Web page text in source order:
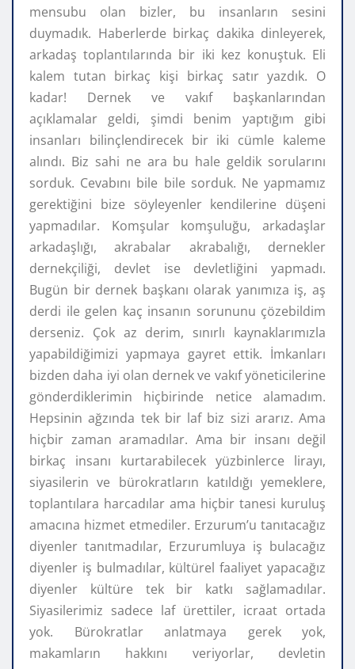
mensubu olan bizler, bu insanların sesini
duymadık. Haberlerde birkaç dakika dinleyerek,
arkadaş toplantılarında bir iki kez konuştuk. Eli
kalem tutan birkaç kişi birkaç satır yazdık. O
kadar! Dernek ve vakıf başkanlarından
açıklamalar geldi, şimdi benim yaptığım gibi
insanları bilinçlendirecek bir iki cümle kaleme
alındı. Biz sahi ne ara bu hale geldik sorularını
sorduk. Cevabını bile bile sorduk. Ne yapmamız
gerektiğini bize söyleyenler kendilerine düşeni
yapmadılar. Komşular komşuluğu, arkadaşlar
arkadaşlığı, akrabalar akrabalığı, dernekler
dernekçiliği, devlet ise devletliğini yapmadı.
Bugün bir dernek başkanı olarak yanımıza iş, aş
derdi ile gelen kaç insanın sorununu çözebildim
derseniz. Çok az derim, sınırlı kaynaklarımızla
yapabildiğimizi yapmaya gayret ettik. İmkanları
bizden daha iyi olan dernek ve vakıf yöneticilerine
gönderdiklerimin hiçbirinde netice alamadım.
Hepsinin ağzında tek bir laf biz sizi ararız. Ama
hiçbir zaman aramadılar. Ama bir insanı değil
birkaç insanı kurtarabilecek yüzbinlerce lirayı,
siyasilerin ve bürokratların katıldığı yemeklere,
toplantılara harcadılar ama hiçbir tanesi kuruluş
amacına hizmet etmediler. Erzurum’u tanıtacağız
diyenler tanıtmadılar, Erzurumluya iş bulacağız
diyenler iş bulmadılar, kültürel faaliyet yapacağız
diyenler kültüre tek bir katkı sağlamadılar.
Siyasilerimiz sadece laf ürettiler, icraat ortada
yok. Bürokratlar anlatmaya gerek yok,
makamların hakkını veriyorlar, devletin